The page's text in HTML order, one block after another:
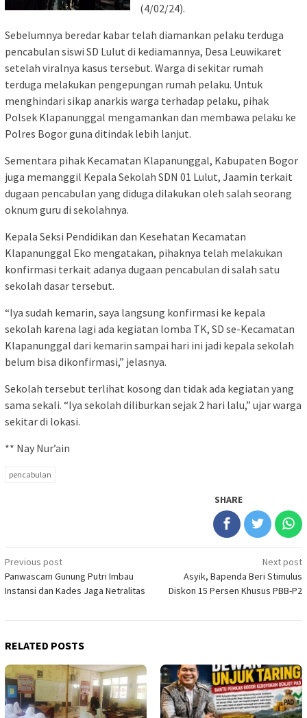
(4/02/24).
Sebelumnya beredar kabar telah diamankan pelaku terduga
pencabulan siswi SD Lulut di kediamannya, Desa Leuwikaret
setelah viralnya kasus tersebut. Warga di sekitar rumah
terduga melakukan pengepungan rumah pelaku. Untuk
menghindari sikap anarkis warga terhadap pelaku, pihak
Polsek Klapanunggal mengamankan dan membawa pelaku ke
Polres Bogor guna ditindak lebih lanjut.
Sementara pihak Kecamatan Klapanunggal, Kabupaten Bogor
juga memanggil Kepala Sekolah SDN 01 Lulut, Jaamin terkait
dugaan pencabulan yang diduga dilakukan oleh salah seorang
oknum guru di sekolahnya.
Kepala Seksi Pendidikan dan Kesehatan Kecamatan
Klapanunggal Eko mengatakan, pihaknya telah melakukan
konfirmasi terkait adanya dugaan pencabulan di salah satu
sekolah dasar tersebut.
“Iya sudah kemarin, saya langsung konfirmasi ke kepala
sekolah karena lagi ada kegiatan lomba TK, SD se-Kecamatan
Klapanunggal dari kemarin sampai hari ini jadi kepala sekolah
belum bisa dikonfirmasi,” jelasnya.
Sekolah tersebut terlihat kosong dan tidak ada kegiatan yang
sama sekali. “Iya sekolah diliburkan sejak 2 hari lalu,” ujar warga
sekitar di lokasi.
** Nay Nur’ain
pencabulan
SHARE
Post
navigation
Previous post
Panwascam Gunung Putri Imbau
Instansi dan Kades Jaga Netralitas
Next post
Asyik, Bapenda Beri Stimulus
Diskon 15 Persen Khusus PBB-P2
RELATED POSTS